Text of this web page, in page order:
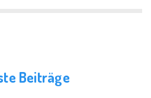
Beiträge